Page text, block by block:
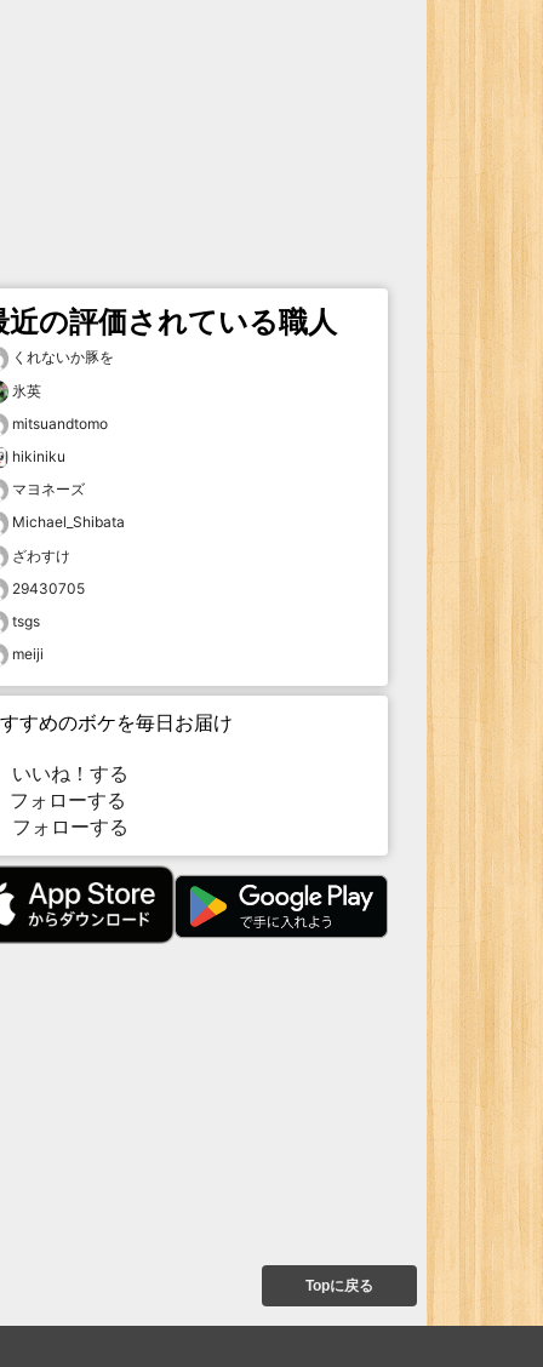
近の評価されている職人
くれないか豚を
氷英
mitsuandtomo
hikiniku
マヨネーズ
Michael_Shibata
ざわすけ
29430705
tsgs
meiji
すめのボケを毎日お届け
いいね！する
ォローする
フォローする
Topに戻る